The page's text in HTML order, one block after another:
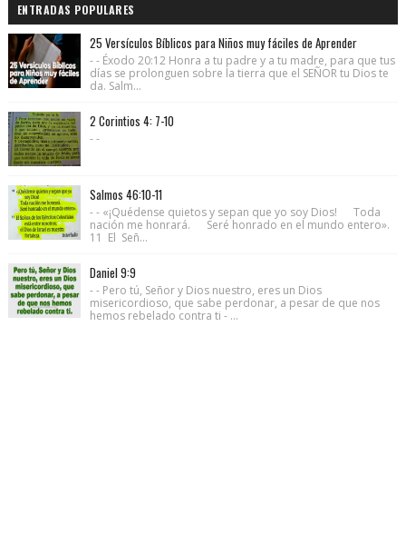
ENTRADAS POPULARES
25 Versículos Bíblicos para Niños muy fáciles de Aprender
- - Éxodo 20:12 Honra a tu padre y a tu madre, para que tus
días se prolonguen sobre la tierra que el SEÑOR tu Dios te
da. Salm...
2 Corintios 4: 7-10
- -
Salmos 46:10-11
- - «¡Quédense quietos y sepan que yo soy Dios! Toda
nación me honrará. Seré honrado en el mundo entero».
11 El Señ...
Daniel 9:9
- - Pero tú, Señor y Dios nuestro, eres un Dios
misericordioso, que sabe perdonar, a pesar de que nos
hemos rebelado contra ti - ...